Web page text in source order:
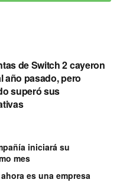
de Switch 2 cayeron
año pasado, pero
superó sus
iniciará su
mes
es una empresa